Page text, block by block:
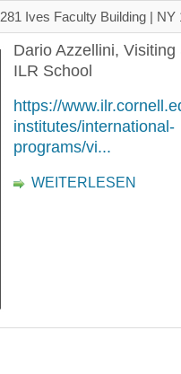
281 Ives Faculty Building | NY
Dario Azzellini, Visiting
ILR School
https://
institutes/international-
programs/vi...
WEITERLESEN